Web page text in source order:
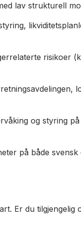
lav strukturell
risikoer
og styring
på både svensk
Er du tilgjengelig